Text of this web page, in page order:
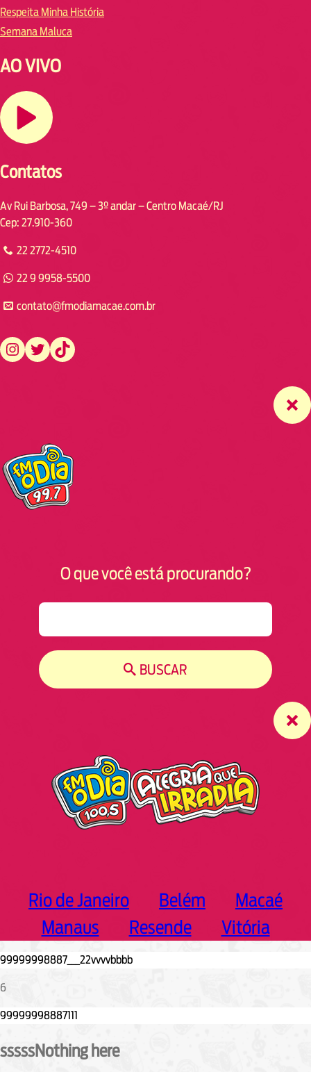
Respeita Minha História
Semana Maluca
AO VIVO
Contatos
Av Rui Barbosa, 749 – 3º andar – Centro Macaé/RJ
Cep: 27.910-360
22 2772-4510
22 9 9958-5500
contato@fmodiamacae.com.br
https://www.instagram.com/fmodia.macae/ https://twitter.com/fmodia.macae/ https://www.tiktok.com/@fmodia.macae
O que você está procurando?
BUSCAR
Rio de Janeiro Belém
Macaé
Manaus
Resende Vitória
6
sssssNothing here